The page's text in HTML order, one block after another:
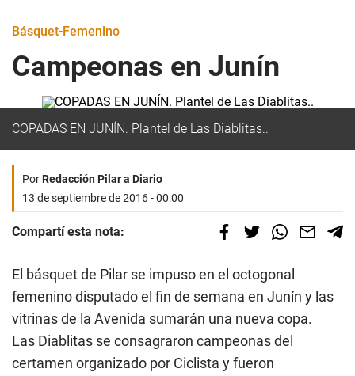
Básquet-Femenino
Campeonas en Junín
COPADAS EN JUNÍN. Plantel de Las Diablitas..
PorRedacción Pilar a Diario
13 de septiembre de 2016 - 00:00
Compartí esta nota:
El básquet de Pilar se impuso en el octogonal
femenino disputado el fin de semana en Junín y las
vitrinas de la Avenida sumarán una nueva copa.
Las Diablitas se consagraron campeonas del
certamen organizado por Ciclista y fueron